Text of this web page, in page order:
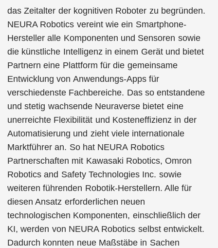
das Zeitalter der kognitiven Roboter zu begründen.
NEURA Robotics vereint wie ein Smartphone-
Hersteller alle Komponenten und Sensoren sowie
die künstliche Intelligenz in einem Gerät und bietet
Partnern eine Plattform für die gemeinsame
Entwicklung von Anwendungs-Apps für
verschiedenste Fachbereiche. Das so entstandene
und stetig wachsende Neuraverse bietet eine
unerreichte Flexibilität und Kosteneffizienz in der
Automatisierung und zieht viele internationale
Marktführer an. So hat NEURA Robotics
Partnerschaften mit Kawasaki Robotics, Omron
Robotics and Safety Technologies Inc. sowie
weiteren führenden Robotik-Herstellern. Alle für
diesen Ansatz erforderlichen neuen
technologischen Komponenten, einschließlich der
KI, werden von NEURA Robotics selbst entwickelt.
Dadurch konnten neue Maßstäbe in Sachen